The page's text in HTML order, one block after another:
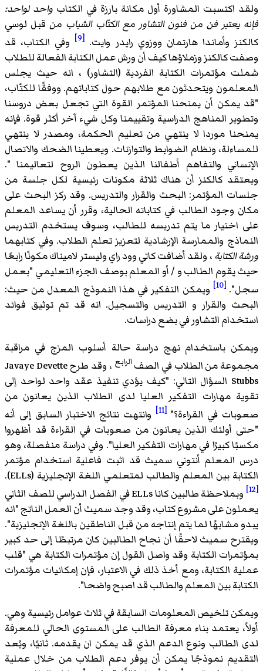
ولقد اكتسبت المشاورة أول مكانة بارزة في الكتاب واحد لواحد:
فإنه يعتبر فن من فنون التشاور مع الكتّاب الشباب منقبل لوسي
كالكنز وأماندا هارتمان ووزوي رايدر وايت. [9]
وفي الكتاب، قد
وصفت كالكنز وزملاؤها كيف أن ورش عمل الكتابة الفعالة للطلاب
شملت مؤتمرات الكتابة الفردية (التشاور) ، انه حيث يجلس
المعلمون ويتحدثون مع طلابهم حول كتاباتهم. ووفقًا للكتّاب،
"قد يمكن أن يمنحنا المؤتمر القوة التي تجعل بعض دروسنا
وتطوير المناهج الدراسية وتقييمنا وكل شيء آخر أكثر قوة. فإنه
يمنحنا موردا لا ينتهي من تعليم الحكمة، ومصدر لا ينتهي
للمساءلة، ونظام الضوابط والتوازنات. ويعطينا الضحك والاتصال
الإنساني والتفاهم أطفالنا الذين يعطون الروح لتعاليمنا ".
ويعتقد كالكنز أن هناك ثلاثة مكونات رئيسية لكل جلسة من
جلسات المؤتمر: البحث والقرار والتدريس. وقد ركز البحث على
مكان وجود الطالب في كتاباته الحالية، وقرر أن يساعد المعلم
على اختيار ما يتم تدريسه للطالب، وسوف يستخدم التدريس
النماذج والممارسة الإرشادية لتعزيز تعلم الطلاب. وفي كتابهما
ورشة الكتابة، ولقد أضافت كاتي وود راي وليستر لاميناك مكونًا رابعًا
حيث يقوم الطالب و / أو المعلم بوصف الجزء التعليمي "بعمل
سجل".[10]
ويمكن التفكير في هذا النموذج المعدل من حيث:
البحث والقرار و التدريس والتسجيل. انه قد تم توثيق فوائد
استخدام التشاور في بضع دراسات.
ويمكن باستخدام نهج دراسة حالة أسلوب المزج في مراقبة
مجموعة من الطلاب في الصفالرابع
، وقد طرح Javaye Devette
Stubbs السؤال التالي: "كيف يؤدي تنفيذ عقد واحد لواحد إلى
تقوية مهارات التفكير العليا لدى الطلاب الذين يعانون من
صعوبات في القراءة؟"[11]
وانتهت نتائج الاختبار السابق إلى أنه
"حتى أولئك الذين يعانون من صعوبات في القراءة قد أظهروا
مكسبًا كبيرًا في مهارات التفكير العليا". وفي دراسة منفصلة، وهو
درس المعلم أنتوني سميث قد اثبت فاعلية استخدام مؤتمر
الكتابة بين المعلم والطالب لمتعلمي اللغة الإنجليزية (ELLs).
[12]
وبملاحظة طالبين كانا ELLs في الفصل الدراسي للصف الثاني
يعملون على مشروع كتاب، وقد وجد سميث أن العمل الناتج "انه
يبدو مشابهًا لما يتم إنتاجه من قبل الناطقين باللغة الإنجليزية".
ويقترح سميث لاحقًا أن نجاح الطالبين كان مرتبطًا إلى حد كبير
بمؤتمرات الكتابة وقد واصل القول إن مؤتمرات الكتابة هي "قلب
عملية الكتابة، ومع أخذ ذلك في الاعتبار، فإن إمكانيات مؤتمرات
الكتابة بين المعلم والطالب قد اصبح واضحا".
ويمكن تلخيص المعلومات السابقة في ثلاث عوامل رئيسية وهي.
أولاً، يعتمد بناء معرفة الطالب على المستوى الحالي للمعرفة
لدى الطالب ونوع الدعم الذي قد يمكن ان يقدمه. ثانيًا، ويُعد
التقديم نموذجًا يمكن أن يوفر دعم الطلاب من خلال عملية